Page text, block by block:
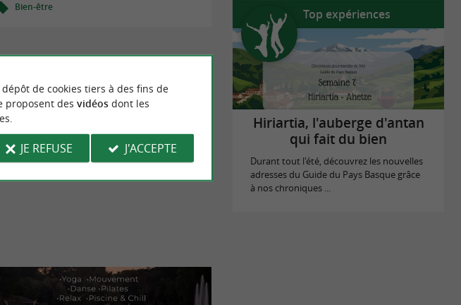
Bien-être
Top expériences
Hiriartia, l'auberge d'antan
qui fait du bien
Durant tout l'été, découvrez les nouvelles
adresses du Guide du Pays Basque grâce
à nos chroniques ...
de cookies tiers à des fins de
proposent des vidéosdont les
JE REFUSE J'ACCEPTE